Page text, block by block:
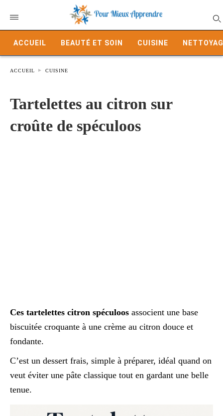
ACCUEIL BEAUTÉ ET SOIN CUISINE
ACCUEIL CUISINE
Tartelettes au citron sur
croûte de spéculoos
Ces tartelettes citron spéculoos associent une base
biscuitée croquante à une crème au citron douce et
fondante.
C’est un dessert frais, simple à préparer, idéal quand on
veut éviter une pâte classique tout en gardant une belle
tenue.